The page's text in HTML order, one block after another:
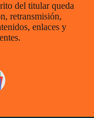
del titular queda
retransmisión,
enlaces y